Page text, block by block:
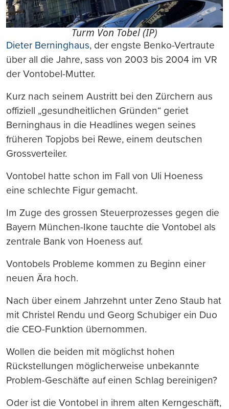
Turm Von Tobel (IP)
Dieter Berninghaus, der engste Benko-Vertraute
über all die Jahre, sass von 2003 bis 2004 im VR
der Vontobel-Mutter.
Kurz nach seinem Austritt bei den Zürchern aus
offiziell „gesundheitlichen Gründen“ geriet
Berninghaus in die Headlines wegen seines
früheren Topjobs bei Rewe, einem deutschen
Grossverteiler.
Vontobel hatte schon im Fall von Uli Hoeness
eine schlechte Figur gemacht.
Im Zuge des grossen Steuerprozesses gegen die
Bayern München-Ikone tauchte die Vontobel als
zentrale Bank von Hoeness auf.
Vontobels Probleme kommen zu Beginn einer
neuen Ära hoch.
Nach über einem Jahrzehnt unter Zeno Staub hat
mit Christel Rendu und Georg Schubiger ein Duo
die CEO-Funktion übernommen.
Wollen die beiden mit möglichst hohen
Rückstellungen möglicherweise unbekannte
Problem-Geschäfte auf einen Schlag bereinigen?
Oder ist die Vontobel in ihrem alten Kerngeschäft,